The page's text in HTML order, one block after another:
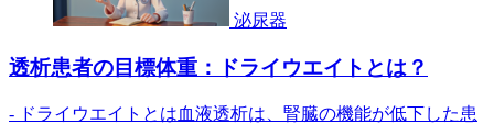
泌尿器
透析患者の目標体重：ドライウエイトとは？
- ドライウエイトとは血液透析は、腎臓の機能が低下した患